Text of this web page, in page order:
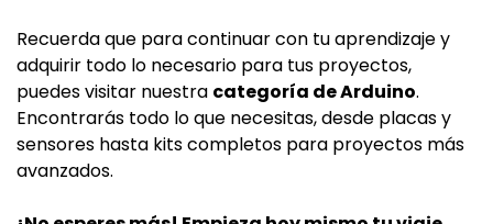
Recuerda que para continuar con tu aprendizaje y
adquirir todo lo necesario para tus proyectos,
puedes visitar nuestra categoría de Arduino.
Encontrarás todo lo que necesitas, desde placas y
sensores hasta kits completos para proyectos más
avanzados.